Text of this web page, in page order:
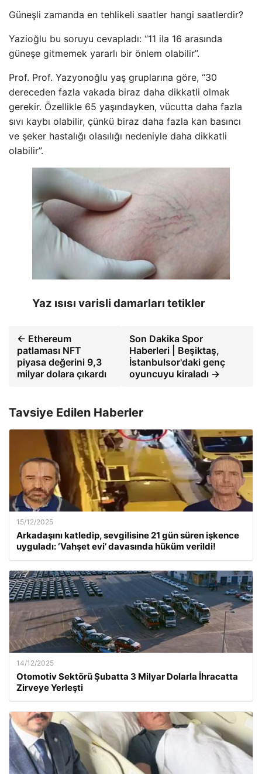
Güneşli zamanda en tehlikeli saatler hangi saatlerdir?
Yazioğlu bu soruyu cevapladı: “11 ila 16 arasında
güneşe gitmemek yararlı bir önlem olabilir”.
Prof. Prof. Yazyonoğlu yaş gruplarına göre, “30
dereceden fazla vakada biraz daha dikkatli olmak
gerekir. Özellikle 65 yaşındayken, vücutta daha fazla
sıvı kaybı olabilir, çünkü biraz daha fazla kan basıncı
ve şeker hastalığı olasılığı nedeniyle daha dikkatli
olabilir”.
Yaz ısısı varisli damarları tetikler
← Ethereum
patlaması NFT
piyasa değerini 9,3
milyar dolara çıkardı
Son Dakika Spor
Haberleri | Beşiktaş,
İstanbulsor'daki genç
oyuncuyu kiraladı →
Tavsiye Edilen Haberler
15/12/2025
Arkadaşını katledip, sevgilisine 21 gün süren işkence
uyguladı: ‘Vahşet evi’ davasında hüküm verildi!
14/12/2025
Otomotiv Sektörü Şubatta 3 Milyar Dolarla İhracatta
Zirveye Yerleşti